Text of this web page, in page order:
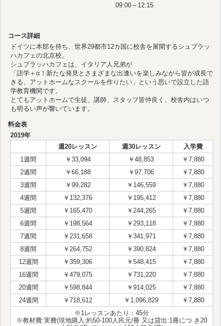
09:00～12:15
コース詳細
ドイツに本部を持ち、世界29都市12カ国に校舎を展開するシュプラッ
ハカフェの北京校。
シュプラッハカフェは、イタリア人兄弟が
「語学＋α！新たな発見とさまざまな出逢いを楽しみながら皆が成長で
きる、アットホームなスクールを作りたい」という思いで設立した語
学教育機関です。
とてもアットホームで生徒、講師、スタッフ皆仲良く、校舎内はいつ
も明るい声が響いています。
料金表
2019年
週20レッスン
週30レッスン
入学費
1週間
￥33,094 ￥48,853
￥7,880
2週間
￥66,188 ￥97,706
￥7,880
3週間
￥99,282 ￥146,559
￥7,880
4週間
￥132,376 ￥195,412
￥7,880
5週間
￥165,470 ￥244,265
￥7,880
6週間
￥198,564 ￥293,118
￥7,880
7週間
￥231,658 ￥341,971
￥7,880
8週間
￥264,752 ￥390,824
￥7,880
12週間
￥359,306 ￥548,415
￥7,880
16週間
￥479,075 ￥731,220
￥7,880
20週間
￥598,844 ￥914,025
￥7,880
24週間
￥718,612 ￥1,096,829
￥7,880
※1レッスンあたり：45分
※教材費:実費(現地購入:約50-100人民元/冊 又は貸出:1冊につ き20